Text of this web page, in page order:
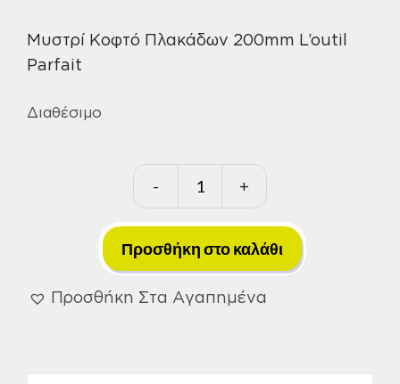
Μυστρί Κοφτό Πλακάδων 200mm L’outil
Parfait
Διαθέσιμο
-
Μυστρί
Κοφτό
Πλακάδων
200mm
L'outil
+
Προσθήκη στο καλάθι
Προσθήκη Στα Αγαπημένα